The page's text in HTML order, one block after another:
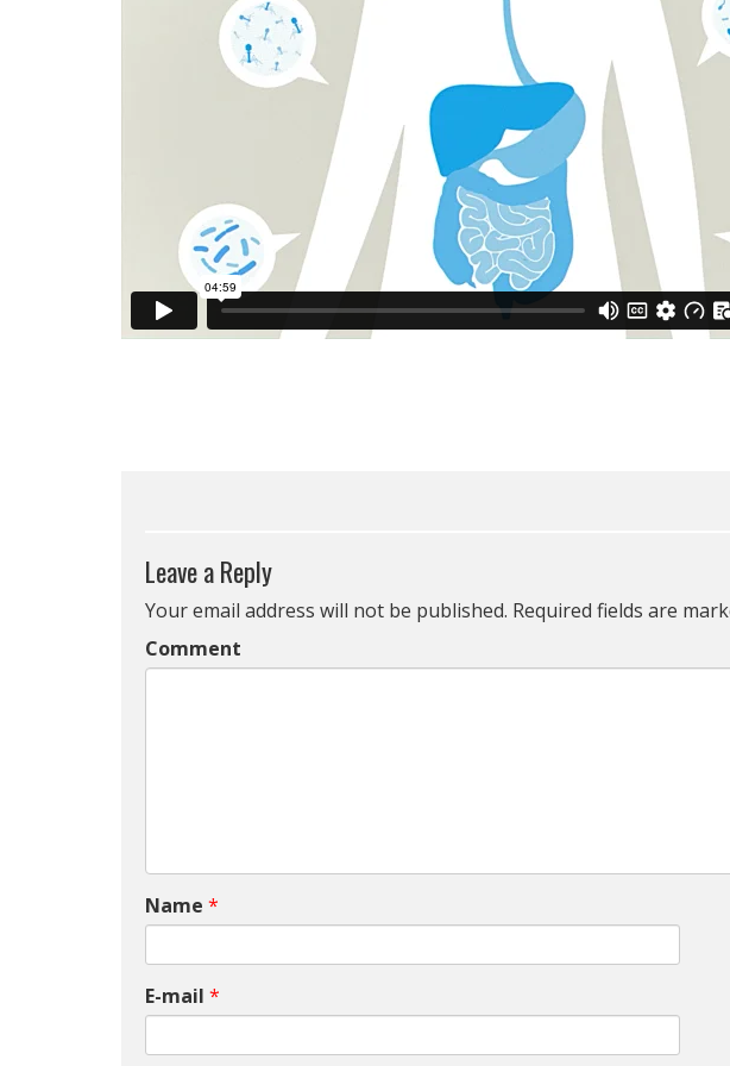
Leave a Reply
Your email address will not be published. Required fields are
Comment
Name *
E-mail *